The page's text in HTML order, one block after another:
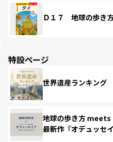
Ｄ１７ 地球の歩き
特設ページ
世界遺産ランキング
地球の歩き方 meets
最新作『オデュッセイ